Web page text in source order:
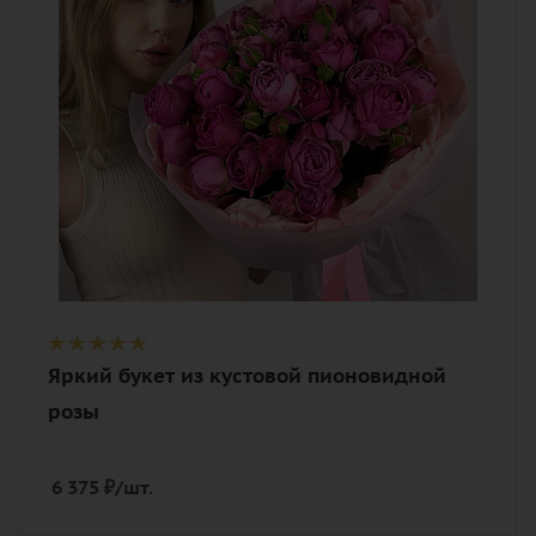
роза пионовидная, лента,
дизайнерская упаковка
Яркий букет из кустовой пионовидной
розы
6 375 ₽/шт.